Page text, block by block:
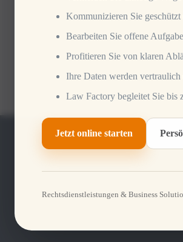
Kommunizieren Sie
Bearbeiten Sie offene
Profitieren Sie von klaren
Ihre Daten werden vertraulich
Law Factory begleitet Sie bis
Jetzt online starten
Rechtsdienstleistungen & Business